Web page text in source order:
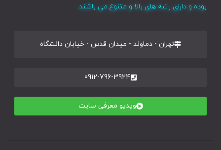
بوده و دارای رتبه های بالا و متنوع می باشند.
تهران - دماوند - میدان قدس - خیابان دانشگاه
0912-796-3924
ویدیو معرفی سایت